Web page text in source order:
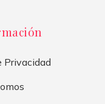
Privacidad